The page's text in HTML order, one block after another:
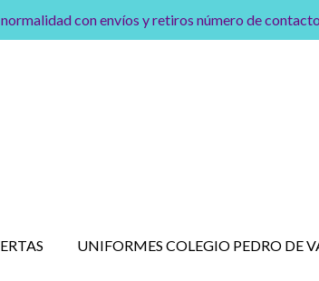
con envíos y retiros número de
UNIFORMES COLEGIO PEDRO DE